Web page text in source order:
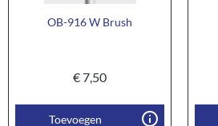
OB-916 W Brush
€7,50
Toevoegen